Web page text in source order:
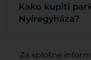
Kako kupiti
Nyíregyháza?
Za splošne